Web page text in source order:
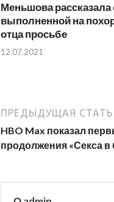
Меньшова рассказала
выполненной на
отца просьбе
12.07.2021
ПРЕДЫДУЩАЯ
HBO Max показал
продолжения «Секса